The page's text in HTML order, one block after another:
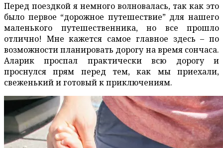
Перед поездкой я немного волновалась, так как это
было первое “дорожное путешествие” для нашего
маленького путешественника, но все прошло
отлично! Мне кажется самое главное здесь – по
возможности планировать дорогу на время сончаса.
Аларик проспал практически всю дорогу и
проснулся прям перед тем, как мы приехали,
свеженький и готовый к приключениям.